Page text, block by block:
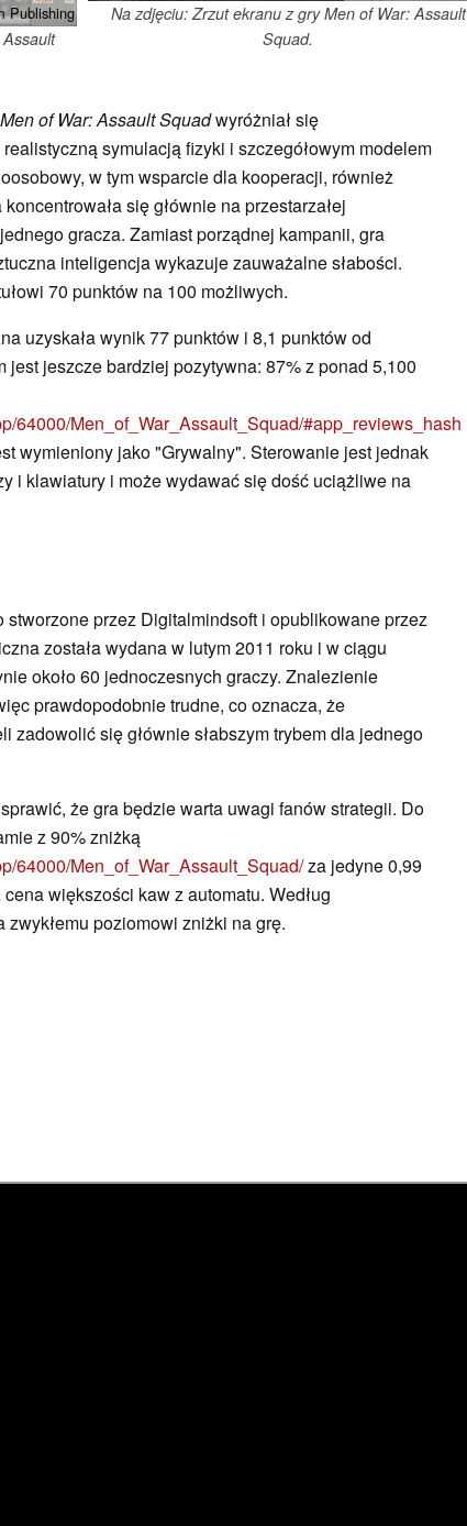
Publishing
Na zdjęciu: Zrzut ekranu z gry Men of War: Assault
Squad.
Men of War: Assault Squadwyróżniał się
symulacją fizyki i szczegółowym modelem
w tym wsparcie dla kooperacji, również
się głównie na przestarzałej
gracza. Zamiast porządnej kampanii, gra
inteligencja wykazuje zauważalne słabości.
70 punktów na 100 możliwych.
uzyskała wynik 77 punktów i 8,1 punktów od
jest jeszcze bardziej pozytywna: 87% z ponad 5,100
64000/Men_of_War_Assault_Squad/#app_reviews_hash
wymieniony jako "Grywalny". Sterowanie jest jednak
i klawiatury i może wydawać się dość uciążliwe na
stworzone przez Digitalmindsoft i opublikowane przez
została wydana w lutym 2011 roku i w ciągu
około 60 jednoczesnych graczy. Znalezienie
prawdopodobnie trudne, co oznacza, że
zadowolić się głównie słabszym trybem dla jednego
że gra będzie warta uwagi fanów strategii. Do
z 90% zniżką
64000/Men_of_War_Assault_Squad/za jedyne 0,99
większości kaw z automatu. Według
poziomowi zniżki na grę.